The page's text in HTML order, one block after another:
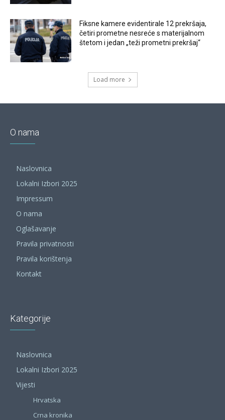
Fiksne kamere evidentirale 12 prekršaja,
četiri prometne nesreće s materijalnom
štetom i jedan „teži prometni prekršaj“
Load more
O nama
Naslovnica
Lokalni Izbori 2025
Impressum
O nama
Oglašavanje
Pravila privatnosti
Pravila korištenja
Kontakt
Kategorije
Naslovnica
Lokalni Izbori 2025
Vijesti
Hrvatska
Crna kronika